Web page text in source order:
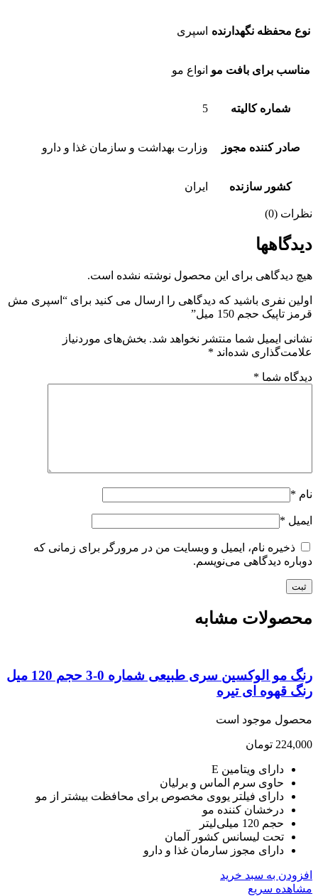
محفظه نگهدارنده اسپری
برای بافت مو انواع مو
شماره کالیته
صادر کننده مجوز وزارت بهداشت و سازمان غذا و دارو
کشور سازنده ایران
(0)
دیدگاهی برای این محصول نوشته نشده است.
نفری باشید که دیدگاهی را ارسال می کنید برای “اسپری مش
تاپیک حجم 150 میل”
ایمیل شما منتشر نخواهد شد. بخش‌های موردنیاز
شده‌اند*
شما*
*
*
ذخیره نام، ایمیل و وبسایت من در مرورگر برای زمانی که
دیدگاهی می‌نویسم.
مشابه
رنگ مو الوکسین سری طبیعی شماره 0-3 حجم 120 میل
قهوه ای تیره
موجود است
تومان
دارای ویتامین E
حاوی سرم الماس و برلیان
دارای فیلتر یووی مخصوص برای محافظت بیشتر از مو
درخشان کننده مو
حجم 120 میلی‌لیتر
تحت لیسانس کشور آلمان
دارای مجوز سارمان غذا و دارو
به سبد خرید
سریع